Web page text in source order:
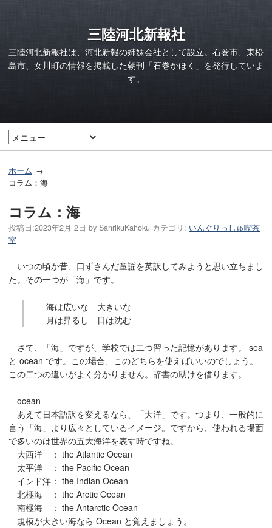
三陸河北新報社
三陸河北新報社は、河北新報の姉妹会社として設立。石巻市、東松
島市、女川町の情報を掲載した朝刊「石巻かほく」を発行していま
す。
ホーム
コラム：海
コラム：海
投稿日:2023年2月 2日 by SanrikuKahoku カテゴリ: いんぐりっしゅ喫茶
室
いつの頃か昔、口ずさんだ童謡を英訳してみようと思い立ちまし
た。その一つが「海」です。
海は広いな 大きいな
月は昇るし 日は沈む
さて、「海」ですが、学校では二つ習った記憶があります。 sea
と ocean です。この場合、このどちらを使えばいいのでしょう。
この二つの違いがよく分かりません。辞書の助けを借ります。
ocean
あえて日本語訳を変えるなら、「大洋」です。つまり、一般的に
言う「海」より広々としているイメージ。ですから、使われる場面
で多いのは世界の五大海洋を表す時ですね。
大西洋 ： the Atlantic Ocean
太平洋 ： the Pacific Ocean
インド洋： the Indian Ocean
北極海 ： the Arctic Ocean
南極海 ： the Antarctic Ocean
規模が大きい海なら Ocean と覚えましょう。